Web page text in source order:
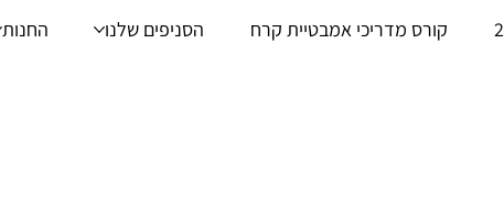
קורס מדריכי אמבטיית קרח הסניפים שלנו החנות